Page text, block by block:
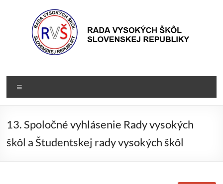
Rada
VŠ
škôl
13. Spoločné vyhlásenie Rady vysokých
škôl a Študentskej rady vysokých škôl